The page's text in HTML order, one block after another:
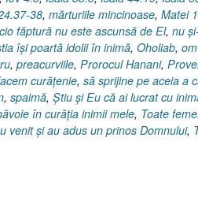
38, mărturiile mincinoase, Matei
făptură nu este ascunsă de El, nu
îşi poartă idolii în inimă, Oholiab,
, preacurviile, Prorocul Hanani,
curăţenie, să sprijine pe aceia a
, spaimă, Ştiu şi Eu că ai lucrat cu
în curăţia inimii mele, Toate
venit şi au adus un prinos Domnului,